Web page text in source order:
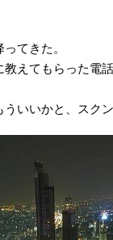
てきた。
えてもらった電
いいかと、スク